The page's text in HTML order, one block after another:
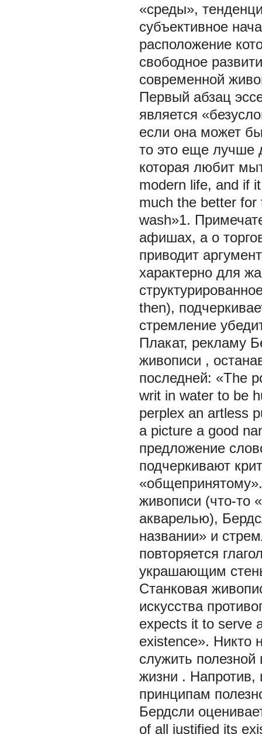
«среды»,
субъективное
расположение
свободное
современной
Первый абзац
является
если она может
то это еще лучше
которая любит
modern life, and if
much the better
wash»1.
афишах, а о
приводит
характерно для
then),
стремление
Плакат, рекламу
живописи ,
последней: «The
writ in water to be
perplex an artless
a picture a good
предложение
подчеркивают
живописи (что-то
акварелью),
названии» и
повторяется
украшающим
Станковая
искусства
expects it to serve
existence». Никто
служить полезной
жизни . Напротив,
принципам
Бердсли
of all justified its